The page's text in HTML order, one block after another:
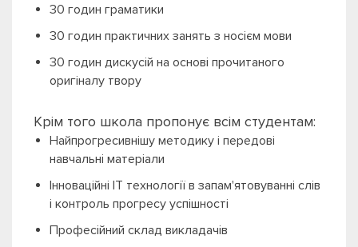
30 годин граматики
30 годин практичних занять з носієм мови
30 годин дискусій на основі прочитаного
оригіналу твору
Крім того школа пропонує всім студентам:
Найпрогресивнішу методику і передові
навчальні матеріали
Інноваційні IT технології в запам'ятовуванні слів
і контроль прогресу успішності
Професійний склад викладачів